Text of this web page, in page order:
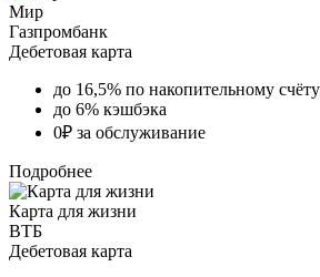
Мир
Газпромбанк
Дебетовая карта
до 16,5% по накопительному счёту
до 6% кэшбэка
0₽ за обслуживание
Подробнее
Карта для жизни
ВТБ
Дебетовая карта